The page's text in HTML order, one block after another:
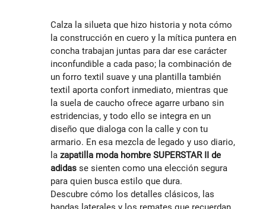
Calza la silueta que hizo historia y nota cómo
la construcción en cuero y la mítica puntera en
concha trabajan juntas para dar ese carácter
inconfundible a cada paso; la combinación de
un forro textil suave y una plantilla también
textil aporta confort inmediato, mientras que
la suela de caucho ofrece agarre urbano sin
estridencias, y todo ello se integra en un
diseño que dialoga con la calle y con tu
armario. En esa mezcla de legado y uso diario,
la zapatilla moda hombre SUPERSTAR II de
adidas se sienten como una elección segura
para quien busca estilo que dura.
Descubre cómo los detalles clásicos, las